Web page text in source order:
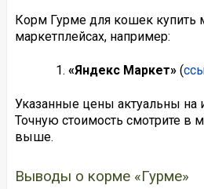
Корм Гурме для кошек купить
маркетплейсах, например:
«Яндекс Маркет»(
Указанные цены актуальны на
Точную стоимость смотрите в
выше.
Выводы о корме «Гурме»